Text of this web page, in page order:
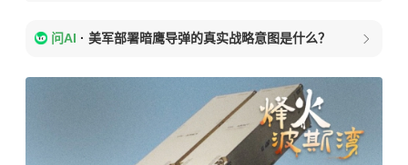
问AI · 美军部署暗鹰导弹的真实战略意图是什么？